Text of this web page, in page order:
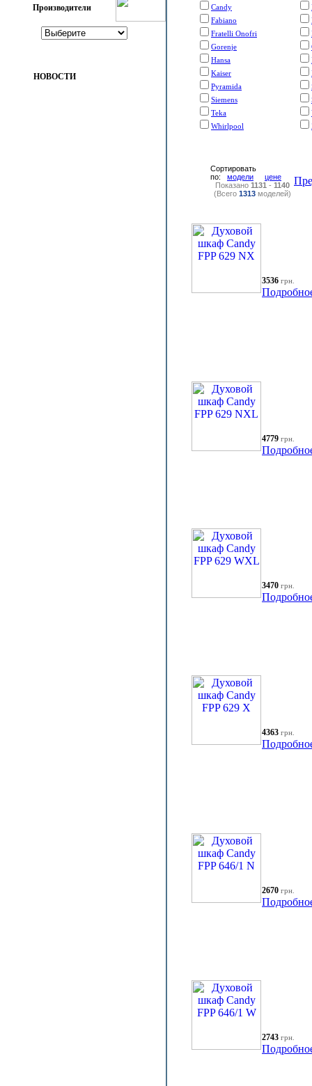
Производители
НОВОСТИ
Candy
Fabiano
Fratelli Onofri
Gorenje
Hansa
Kaiser
Pyramida
Siemens
Teka
Whirlpool
Сортировать
по: модели
цене
Показано 1131 - 1140
(Всего 1313моделей)
3536 грн.
4779 грн.
3470 грн.
4363 грн.
2670 грн.
2743 грн.